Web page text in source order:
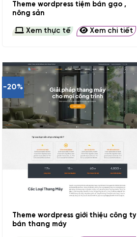
Theme wordpress tiệm bán gạo ,
nông sản
Xem thực tế Xem chi tiết
-20%
Theme wordpress giới thiệu công ty
bán thang máy